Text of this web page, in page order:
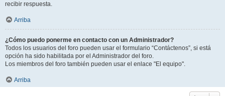
recibir respuesta.
Arriba
¿Cómo puedo ponerme en contacto con un Administrador?
Todos los usuarios del foro pueden usar el formulario “Contáctenos”, si está
opción ha sido habilitada por el Administrador del foro.
Los miembros del foro también pueden usar el enlace "El equipo".
Arriba